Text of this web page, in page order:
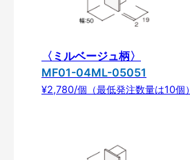
〈ミルベージュ柄〉
MF01-04ML-05051
¥2,780/個（最低発注数量は10個）